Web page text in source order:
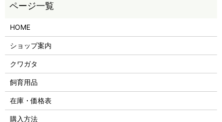
HOME
ショップ案内
クワガタ
飼育用品
在庫・価格表
購入方法